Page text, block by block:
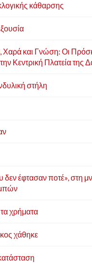
κάθαρσης
Χαρά και Γνώση: Οι
Κεντρική Πλατεία της
στήλη
δεν έφτασαν ποτέ», στη
χρήματα
χάθηκε